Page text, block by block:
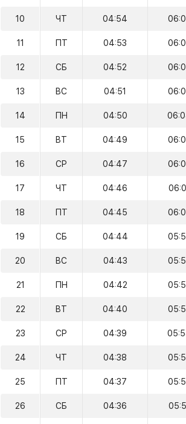
10 ЧТ 04:54
11 ПТ 04:53
12 СБ 04:52
13 ВС 04:51
14 ПН 04:50
15 ВТ 04:49
16 СР 04:47
17 ЧТ 04:46
18 ПТ 04:45
19 СБ 04:44
20 ВС 04:43
21 ПН 04:42
22 ВТ 04:40
23 СР 04:39
24 ЧТ 04:38
25 ПТ 04:37
26 СБ 04:36